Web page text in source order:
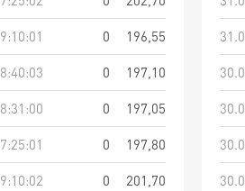
0
196,55
0
197,10
0
197,05
0
197,80
0
201,70